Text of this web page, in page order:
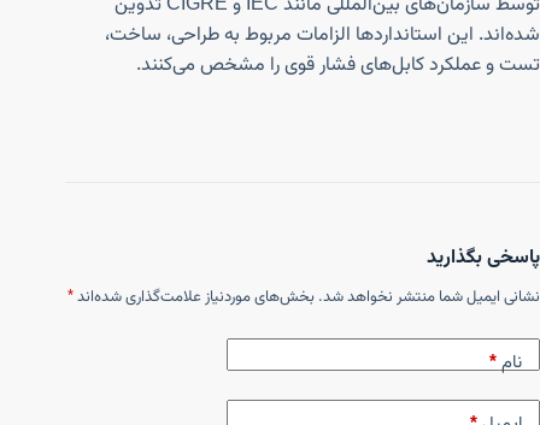
شده‌اند. این استانداردها الزامات مربوط به طراحی، ساخت،
تست و عملکرد کابل‌های فشار قوی را مشخص می‌کنند.
پاسخی بگذارید
نشانی ایمیل شما منتشر نخواهد شد. بخش‌های موردنیاز علامت‌گذاری شده‌اند*
نام*